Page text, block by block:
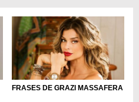
FRASES DE GRAZI MASSAFERA